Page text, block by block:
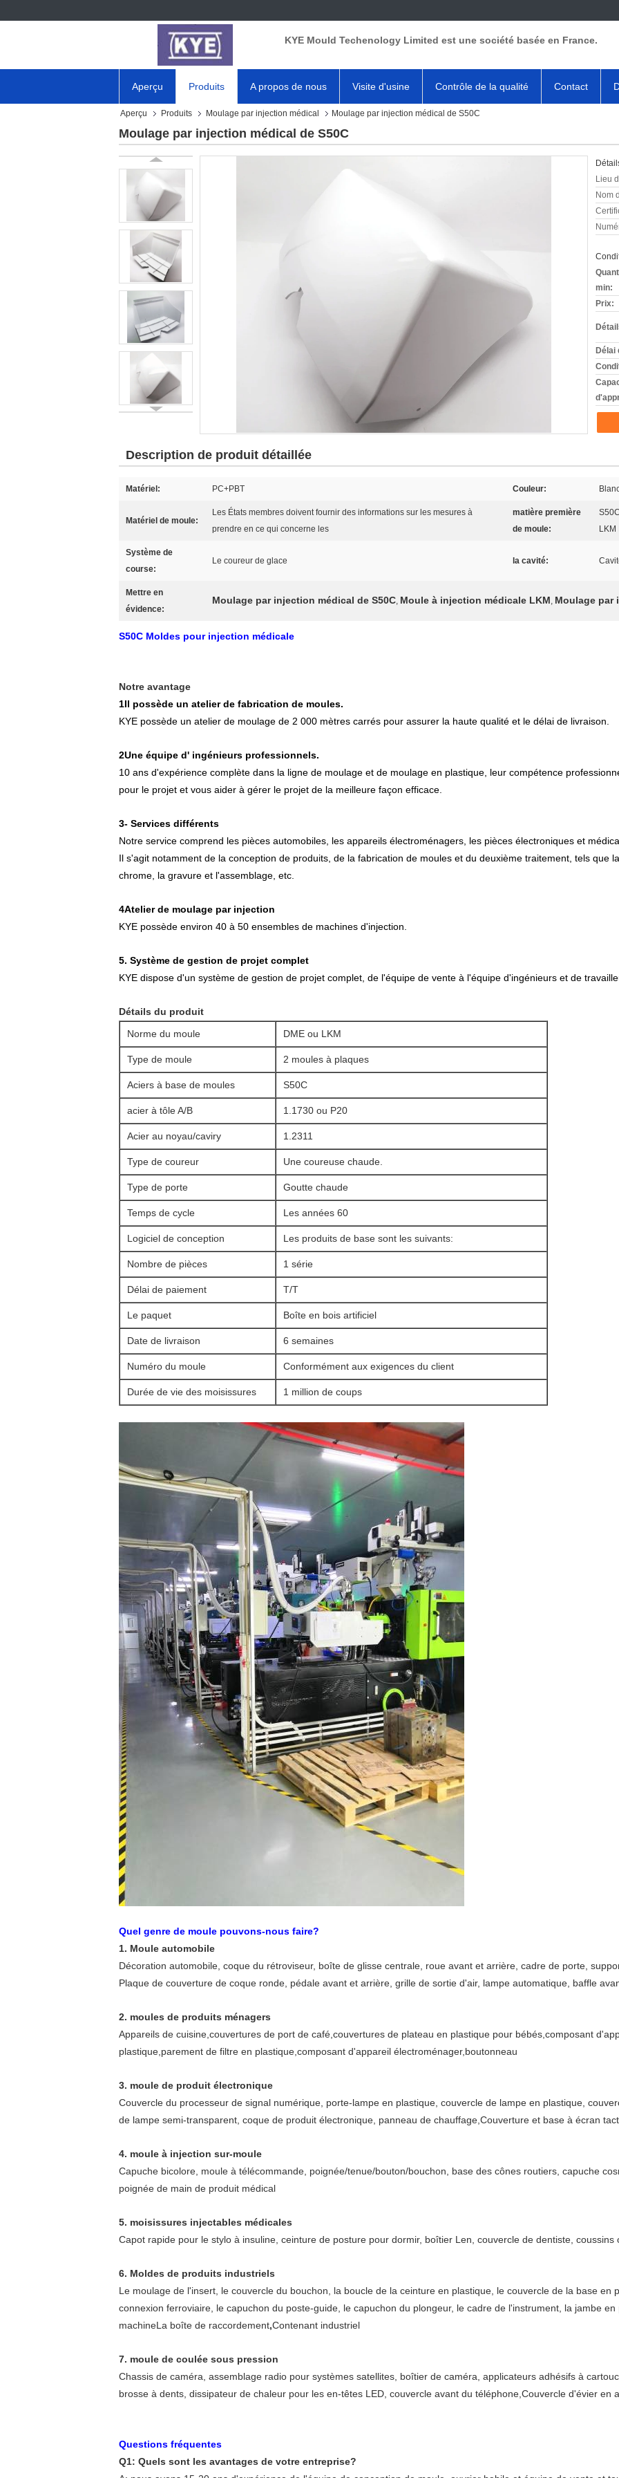
KYE Mould Techenology Limited est une société basée en France.
Aperçu Produits A propos de nous Visite d'usine Contrôle de la qualité Contact
Aperçu Produits Moulage par injection médical Moulage par injection médical de S50C
Moulage par injection médical de S50C
Lieu
Nom
min:
Prix:
Délai
Description de produit détaillée
Matériel: PC+PBT Couleur:
Matériel de moule:
Les États membres doivent fournir des informations sur les mesures à
prendre en ce qui concerne les
matière première
de moule:
Système de
course:
Le coureur de glace la cavité:
Mettre en
évidence:
Moulage par injection médical de S50C, Moule à injection médicale LKM, Moulage par
S50C Moldes pour injection médicale
Notre avantage
1Il possède un atelier de fabrication de moules.
KYE possède un atelier de moulage de 2 000 mètres carrés pour assurer la haute qualité et le délai de livraison.
2Une équipe d' ingénieurs professionnels.
10 ans d'expérience complète dans la ligne de moulage et de moulage en plastique, leur compétence
pour le projet et vous aider à gérer le projet de la meilleure façon efficace.
3- Services différents
Notre service comprend les pièces automobiles, les appareils électroménagers, les pièces électroniques et
Il s'agit notamment de la conception de produits, de la fabrication de moules et du deuxième traitement, tels que
chrome, la gravure et l'assemblage, etc.
4Atelier de moulage par injection
KYE possède environ 40 à 50 ensembles de machines d'injection.
5. Système de gestion de projet complet
KYE dispose d'un système de gestion de projet complet, de l'équipe de vente à l'équipe d'ingénieurs et de
Détails du produit
Norme du moule
DME ou LKM
Type de moule 2 moules à plaques
Aciers à base de moules S50C
acier à tôle A/B 1.1730 ou P20
Acier au noyau/caviry 1.2311
Type de coureur Une coureuse chaude.
Type de porte Goutte chaude
Temps de cycle Les années 60
Logiciel de conception Les produits de base sont les suivants:
Nombre de pièces 1 série
Délai de paiement T/T
Le paquet Boîte en bois artificiel
Date de livraison 6 semaines
Numéro du moule Conformément aux exigences du client
Durée de vie des moisissures 1 million de coups
Quel genre de moule pouvons-nous faire?
1. Moule automobile
Décoration automobile, coque du rétroviseur, boîte de glisse centrale, roue avant et arrière, cadre de porte,
Plaque de couverture de coque ronde, pédale avant et arrière, grille de sortie d'air, lampe automatique, baffle
2. moules de produits ménagers
Appareils de cuisine,couvertures de port de café,couvertures de plateau en plastique pour bébés,composant
plastique,parement de filtre en plastique,composant d'appareil électroménager,boutonneau
3. moule de produit électronique
Couvercle du processeur de signal numérique, porte-lampe en plastique, couvercle de lampe en plastique,
de lampe semi-transparent, coque de produit électronique, panneau de chauffage,Couverture et base à écran
4. moule à injection sur-moule
Capuche bicolore, moule à télécommande, poignée/tenue/bouton/bouchon, base des cônes routiers, capuche
poignée de main de produit médical
5. moisissures injectables médicales
Capot rapide pour le stylo à insuline, ceinture de posture pour dormir, boîtier Len, couvercle de dentiste,
6. Moldes de produits industriels
Le moulage de l'insert, le couvercle du bouchon, la boucle de la ceinture en plastique, le couvercle de la base en
connexion ferroviaire, le capuchon du poste-guide, le capuchon du plongeur, le cadre de l'instrument, la jambe
machineLa boîte de raccordement,Contenant industriel
7. moule de coulée sous pression
Chassis de caméra, assemblage radio pour systèmes satellites, boîtier de caméra, applicateurs adhésifs à
brosse à dents, dissipateur de chaleur pour les en-têtes LED, couvercle avant du téléphone,Couvercle d'évier en
Questions fréquentes
Q1: Quels sont les avantages de votre entreprise?